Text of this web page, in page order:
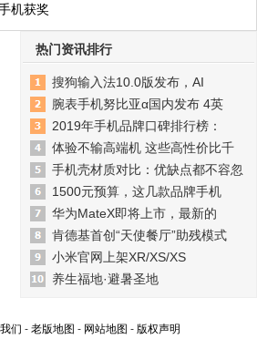
机获奖
热门资讯排行
搜狗输入法10.0版发布，AI
腕表手机努比亚α国内发布 4英
2019年手机品牌口碑排行榜：
体验不输高端机 这些高性价比千
手机壳材质对比：优缺点都不容忽
1500元预算，这几款品牌手机
华为MateX即将上市，最新的
肯德基首创“天使餐厅”助残模式
小米官网上架XR/XS/XS
养生福地·避暑圣地
们 - 老版地图 - 网站地图 - 版权声明